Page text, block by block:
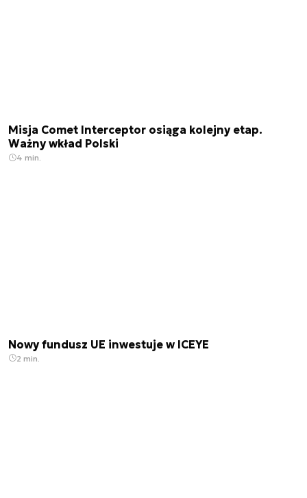
Misja Comet Interceptor osiąga kolejny etap.
Ważny wkład Polski
4 min.
Nowy fundusz UE inwestuje w ICEYE
2 min.